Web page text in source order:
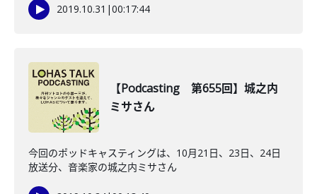
2019.10.31 |00:17:44
【Podcasting 第655回】城之内
ミサさん
今回のポッドキャスティングは、10月21日、23日、24日
放送分、音楽家の城之内ミサさん